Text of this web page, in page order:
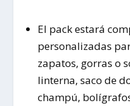
El pack estará
personalizadas
zapatos, gorras o
linterna, saco de
champú,